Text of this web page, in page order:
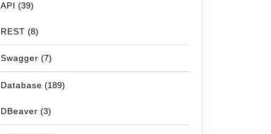
API (39)
REST (8)
Swagger (7)
Database (189)
DBeaver (3)